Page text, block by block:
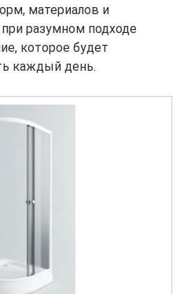
материалов и
разумном подходе
которое будет
каждый день.